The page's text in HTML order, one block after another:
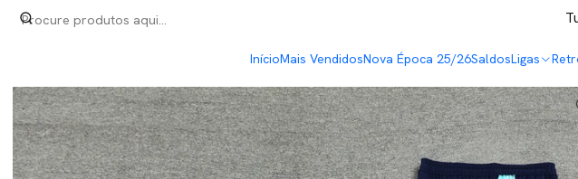
InícioMais VendidosNova Época 25/26SaldosLigas